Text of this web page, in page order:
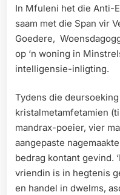
In Mfuleni het die Anti-
saam met die Span vir
Goedere,
op ‘n woning in
intelligensie-inligting.
Tydens die deursoeking
kristalmetamfetamien
mandrax-poeier, vier
aangepaste
bedrag kontant gevind.
vriendin is in hegtenis
en handel in dwelms,